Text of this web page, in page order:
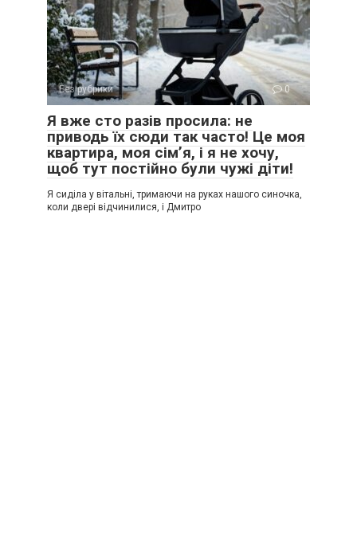
Без рубрики 0
Я вже сто разів просила: не
приводь їх сюди так часто! Це моя
квартира, моя сім’я, і я не хочу,
щоб тут постійно були чужі діти!
Я сиділа у вітальні, тримаючи на руках нашого синочка,
коли двері відчинилися, і Дмитро